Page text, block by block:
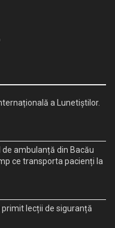
a Lunetiștilor.
ambulanță din Bacău
ce transporta pacienți la
lecții de siguranță